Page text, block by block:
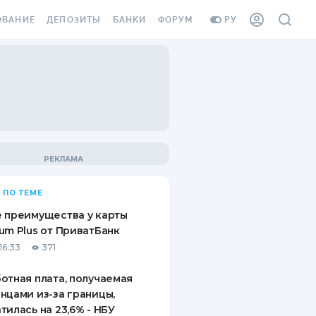
РУ
ВИНЬЕТКА
СОТРУДНИКОВ
ОТ
СЛУЧАЕВ
ДЕПОЗИТЫ
ВОПРОСЫ И ОТВЕТЫ
ПУТЕВОДИТЕЛИ ПО
БАНКИ ФОРУМ
ПО ТЕМЕ
преимущества у карты
Plus от ПриватБанк
371
плата, получаемая
из-за границы,
на 23,6% - НБУ